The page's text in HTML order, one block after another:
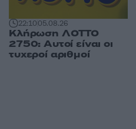
22:1005.08.26
Κλήρωση ΛΟΤΤΟ
2750: Αυτοί είναι οι
τυχεροί αριθμοί